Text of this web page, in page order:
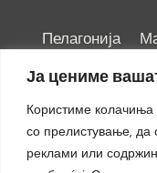
Ја цениме
Користиме колачиња
со прелистување, да
реклами или
Пелагонија
Емисии